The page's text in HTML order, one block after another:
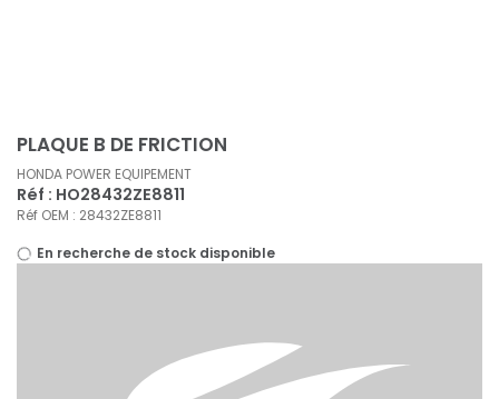
PLAQUE B DE FRICTION
HONDA POWER EQUIPEMENT
Réf : HO28432ZE8811
Réf OEM : 28432ZE8811
En recherche de stock disponible